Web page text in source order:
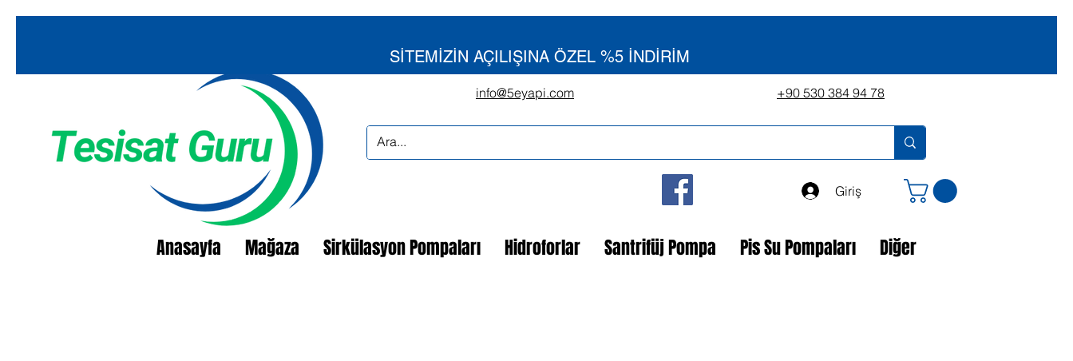
SİTEMİZİN AÇILIŞINA ÖZEL %5 İNDİRİM
Giriş
Anasayfa Mağaza Sirkülasyon Pompaları Hidroforlar Santrifüj Pompa Pis Su Pompaları Diğer
+90 530 384 94 78
info@5eyapi.com